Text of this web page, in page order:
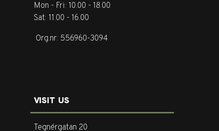
Mon - Fri: 10.00 - 18.00
Sat: 11.00 - 16.00
Org.nr: 556960-3094
VISIT US
Tegnérgatan 20